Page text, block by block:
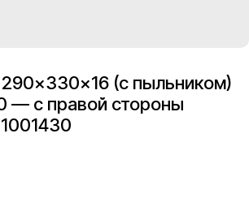
290×330×16 (с пыльником)
— с правой стороны